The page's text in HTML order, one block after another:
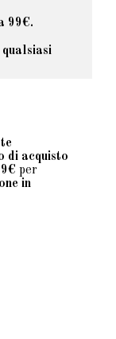
99€.
di acquisto
per
in